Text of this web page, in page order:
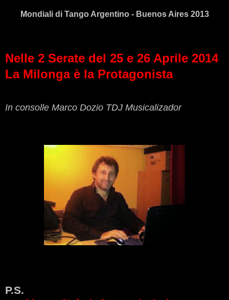
Mondiali di Tango Argentino - Buenos Aires 2013
Nelle 2 Serate del 25 e 26 Aprile 2014
La Milonga è la Protagonista
In consolle Marco Dozio TDJ Musicalizador
P.S.